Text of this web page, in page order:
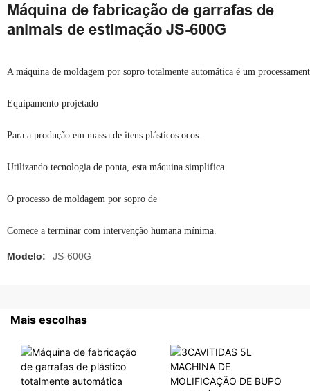
Máquina de fabricação de garrafas de
animais de estimação JS-600G
Modelo: JS-600G
Mais escolhas